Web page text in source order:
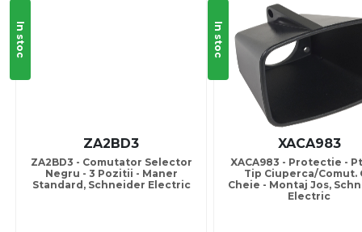
In stoc
ZA2BD3
ZA2BD3 - Comutator Selector
Negru - 3 Pozitii - Maner
Standard, Schneider Electric
In stoc
XACA983
XACA983 - Protectie -
Tip Ciuperca/Comut.
Cheie - Montaj Jos,
Electric